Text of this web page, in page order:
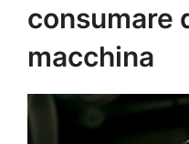
consumare
macchina